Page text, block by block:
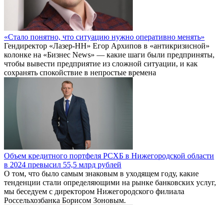
«Стало понятно, что ситуацию нужно оперативно менять»
Гендиректор «Лазер-НН» Егор Архипов в «антикризисной»
колонке на «Бизнес News» — какие шаги были предприняты,
чтобы вывести предприятие из сложной ситуации, и как
сохранять спокойствие в непростые времена
Объем кредитного портфеля РСХБ в Нижегородской области
в 2024 превысил 55,5 млрд рублей
О том, что было самым знаковым в уходящем году, какие
тенденции стали определяющими на рынке банковских услуг,
мы беседуем с директором Нижегородского филиала
Россельхозбанка Борисом Зоновым.